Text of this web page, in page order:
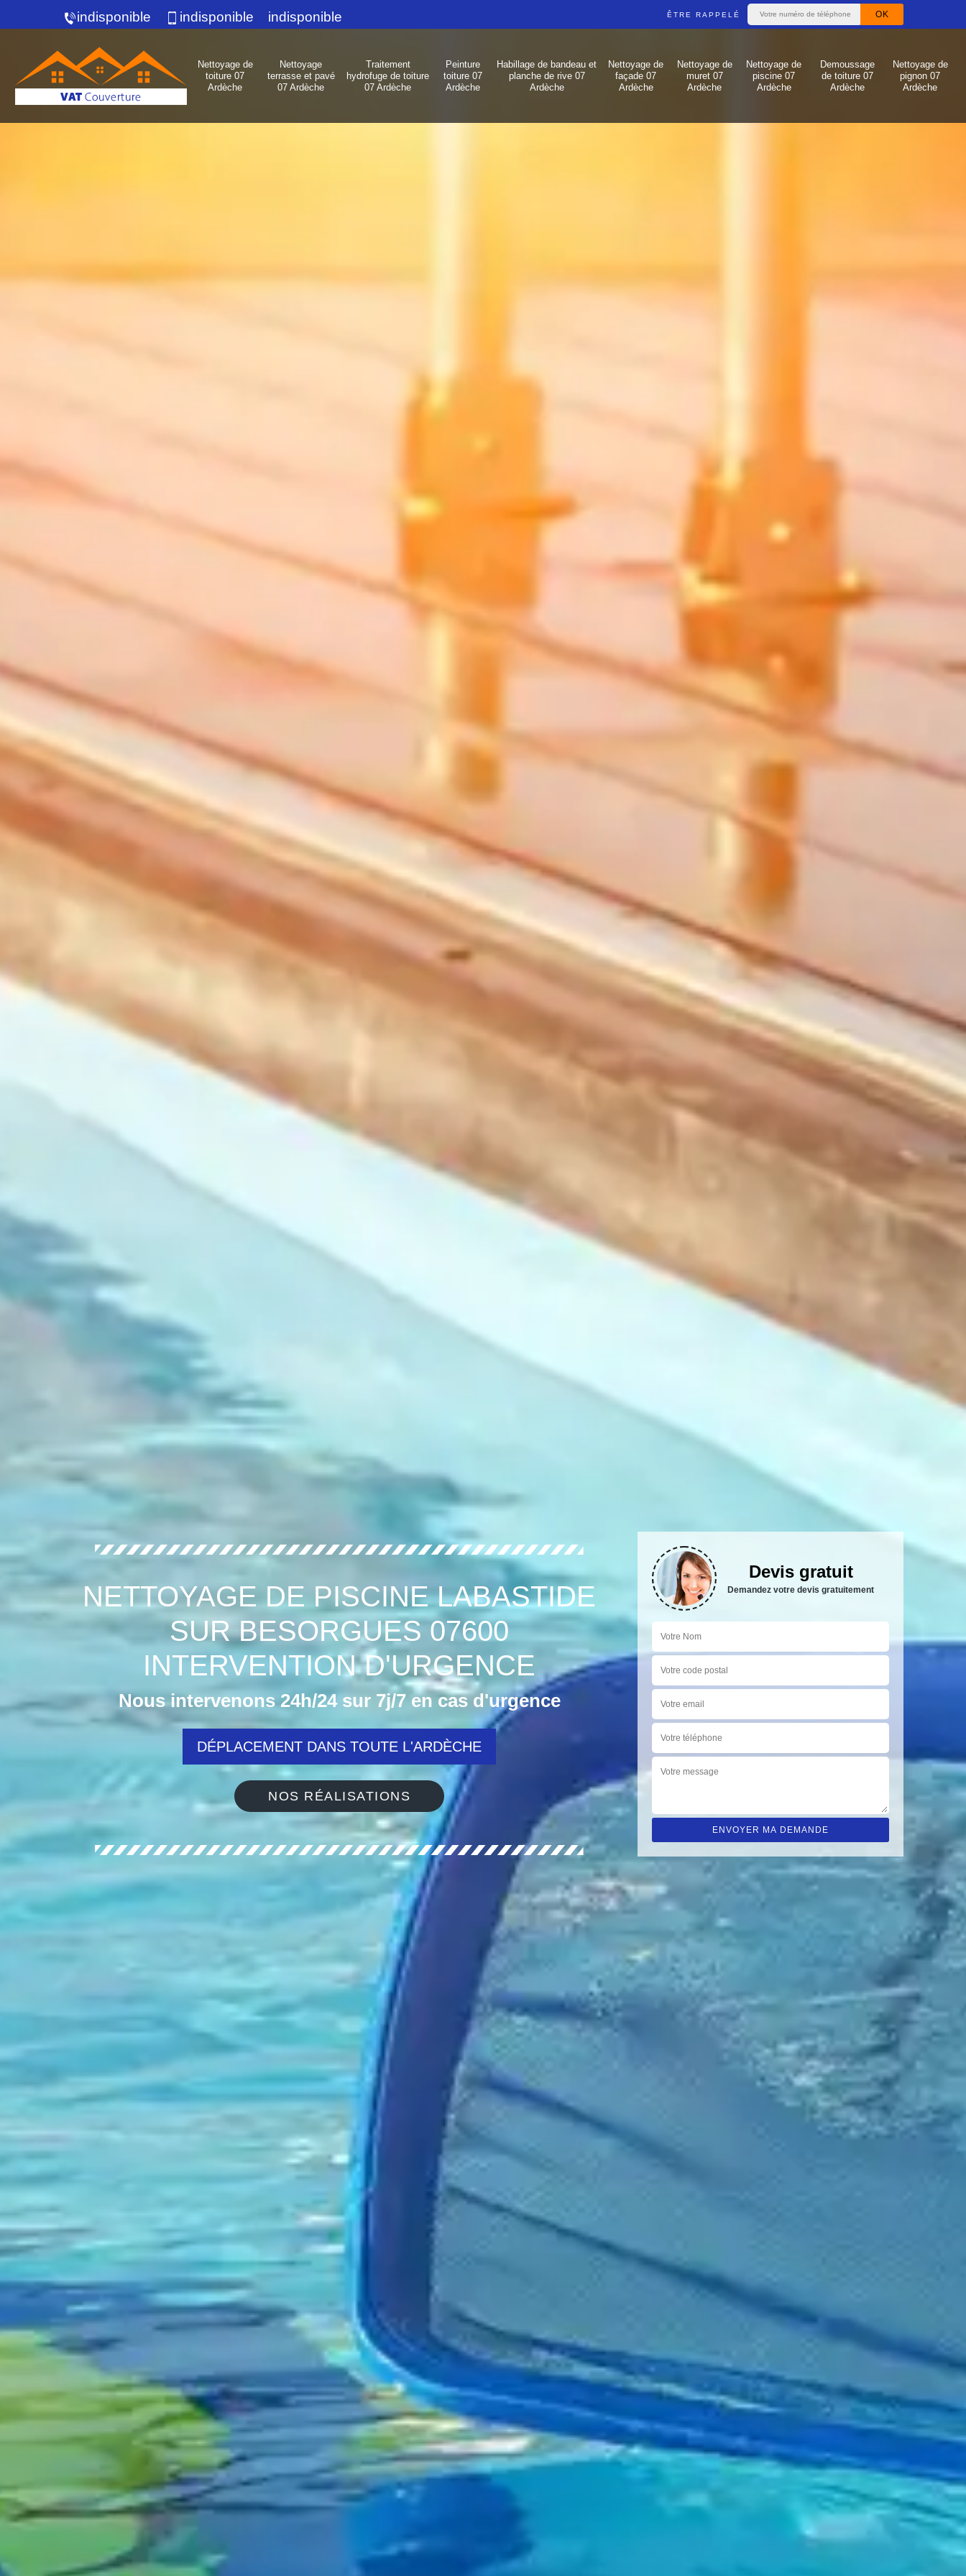
indisponible indisponible indisponible ÊTRE RAPPELÉ
Nettoyage de
toiture 07
Ardèche
Nettoyage
terrasse et pavé
07 Ardèche
Traitement
hydrofuge de toiture
07 Ardèche
Peinture
toiture 07
Ardèche
Habillage de bandeau et
planche de rive 07
Ardèche
Nettoyage de
façade 07
Ardèche
Nettoyage de
muret 07
Ardèche
Nettoyage de
piscine 07
Ardèche
Demoussage
de toiture 07
Ardèche
Nettoyage de
pignon 07
Ardèche
NETTOYAGE DE PISCINE LABASTIDE
SUR BESORGUES 07600
INTERVENTION D'URGENCE
Nous intervenons 24h/24 sur 7j/7 en cas d'urgence
DÉPLACEMENT DANS TOUTE L'ARDÈCHE
NOS RÉALISATIONS
Devis gratuit
Demandez votre devis gratuitement